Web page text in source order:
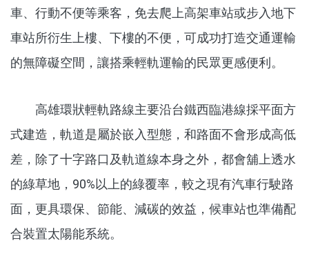
車、行動不便等乘客，免去爬上高架車站或步入地下
車站所衍生上樓、下樓的不便，可成功打造交通運輸
的無障礙空間，讓搭乘輕軌運輸的民眾更感便利。
高雄環狀輕軌路線主要沿台鐵西臨港線採平面方
式建造，軌道是屬於嵌入型態，和路面不會形成高低
差，除了十字路口及軌道線本身之外，都會舖上透水
的綠草地，90%以上的綠覆率，較之現有汽車行駛路
面，更具環保、節能、減碳的效益，候車站也準備配
合裝置太陽能系統。